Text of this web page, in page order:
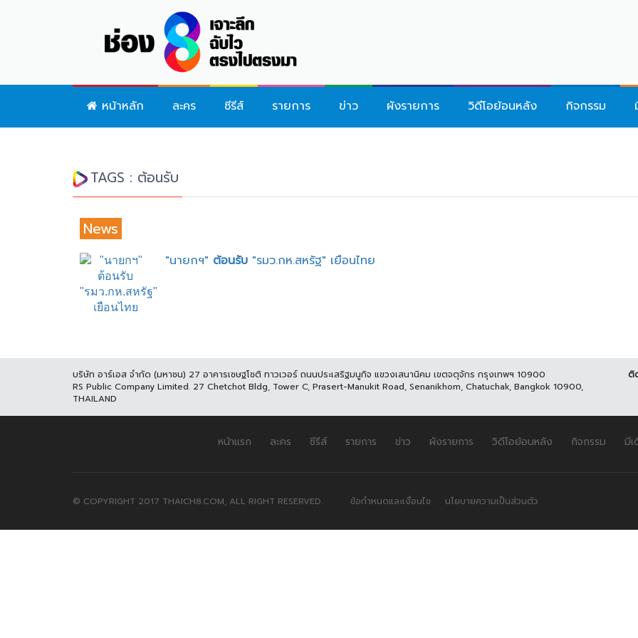
หน้าหลัก ละคร ซีรีส์ รายการ ข่าว ผังรายการ วิดีโอย้อนหลัง กิจกรรม
TAGS : ต้อนรับ
News
"นายกฯ" ต้อนรับ "รมว.กห.สหรัฐ" เยือนไทย
บริษัท อาร์เอส จำกัด (มหาชน) 27 อาคารเชษฐโชติ ทาวเวอร์ ถนนประเสริฐมนูกิจ แขวงเสนานิคม เขตจตุจักร กรุงเทพฯ 10900
RS Public Company Limited. 27 Chetchot Bldg, Tower C, Prasert-Manukit Road, Senanikhom, Chatuchak, Bangkok 10900,
THAILAND
ติ
หน้าแรก ละคร ซีรีส์ รายการ ข่าว ผังรายการ วิดีโอย้อนหลัง กิจกรรม มี
© COPYRIGHT 2017 THAICH8.COM, ALL RIGHT RESERVED. ข้อกำหนดและเงื่อนไข นโยบายความเป็นส่วนตัว